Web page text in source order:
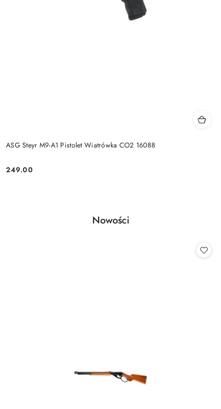
ASG Steyr M9-A1 Pistolet Wiatrówka CO2 16088
Cena:
249.00
Pomiń karuzelę produktów
Produkty
Nowości